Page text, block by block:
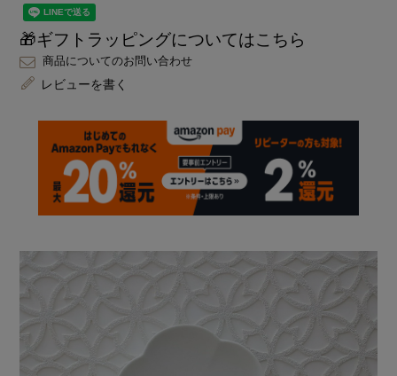
🎁ギフトラッピングについてはこちら
商品についてのお問い合わせ
レビューを書く